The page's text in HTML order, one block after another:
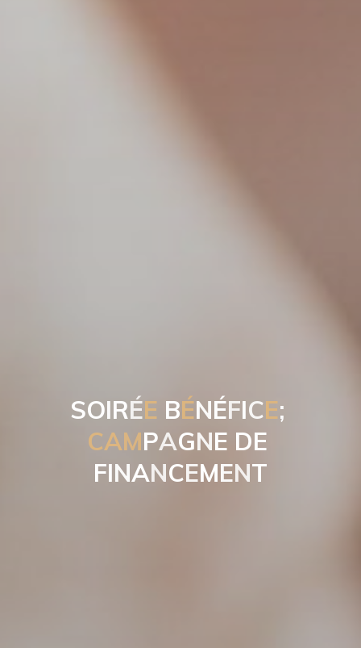
SOIRÉE BÉNÉFICE;
CAMPAGNE DE
FINANCEMENT